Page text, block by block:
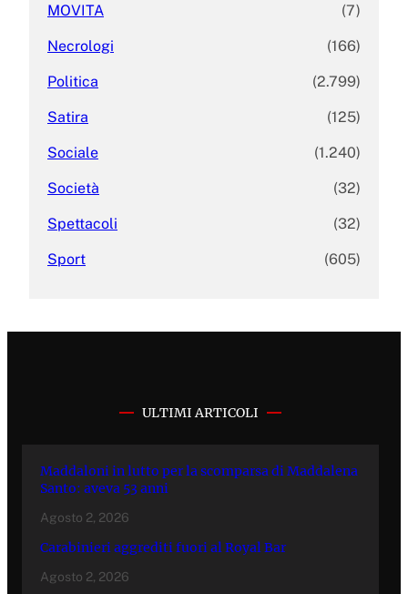
MOVITA (7)
Necrologi (166)
Politica (2.799)
Satira (125)
Sociale (1.240)
Società (32)
Spettacoli (32)
Sport (605)
ULTIMI ARTICOLI
Maddaloni in lutto per la scomparsa di Maddalena
Santo: aveva 53 anni
Agosto 2, 2026
Carabinieri aggrediti fuori al Royal Bar
Agosto 2, 2026